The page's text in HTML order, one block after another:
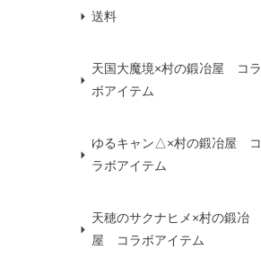
送料
天国大魔境×村の鍛冶屋 コラ
ボアイテム
ゆるキャン△×村の鍛冶屋 コ
ラボアイテム
天穂のサクナヒメ×村の鍛冶
屋 コラボアイテム